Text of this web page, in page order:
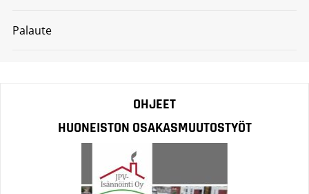
Palaute
OHJEET
HUONEISTON OSAKASMUUTOSTYÖT